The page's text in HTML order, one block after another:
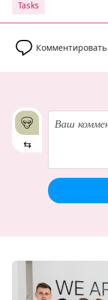
Tasks
Комментировать
⇆